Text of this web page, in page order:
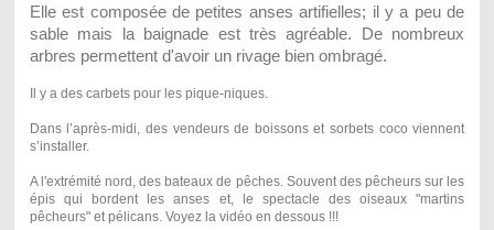
Elle est composée de petites anses artifielles; il y a peu de
sable mais la baignade est très agréable. De nombreux
arbres permettent d'avoir un rivage bien ombragé.
Il y a des carbets pour les pique-niques.
Dans l’après-midi, des vendeurs de boissons et sorbets coco viennent
s’installer.
A l'extrémité nord, des bateaux de pêches. Souvent des pêcheurs sur les
épis qui bordent les anses et, le spectacle des oiseaux "martins
pêcheurs" et pélicans. Voyez la vidéo en dessous !!!